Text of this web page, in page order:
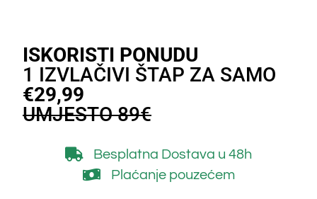
ISKORISTI PONUDU
1 IZVLAČIVI ŠTAP ZA SAMO
€29,99
UMJESTO 89€
Besplatna Dostava u 48h
Plaćanje pouzećem